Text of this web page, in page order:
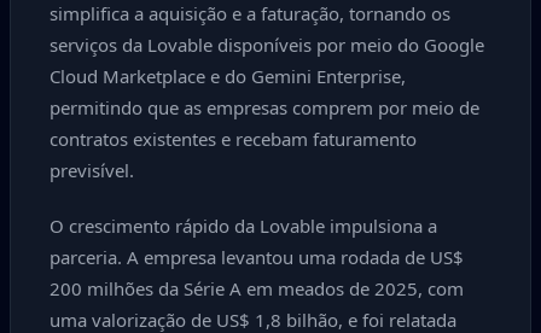
simplifica a aquisição e a faturação, tornando os
serviços da Lovable disponíveis por meio do Google
Cloud Marketplace e do Gemini Enterprise,
permitindo que as empresas comprem por meio de
contratos existentes e recebam faturamento
previsível.
O crescimento rápido da Lovable impulsiona a
parceria. A empresa levantou uma rodada de US$
200 milhões da Série A em meados de 2025, com
uma valorização de US$ 1,8 bilhão, e foi relatada